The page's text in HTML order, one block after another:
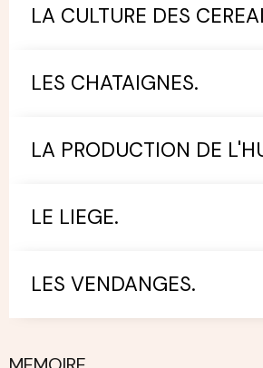
LA CULTURE DES
LES CHATAIGNES.
LA PRODUCTION DE
LE LIEGE.
LES VENDANGES.